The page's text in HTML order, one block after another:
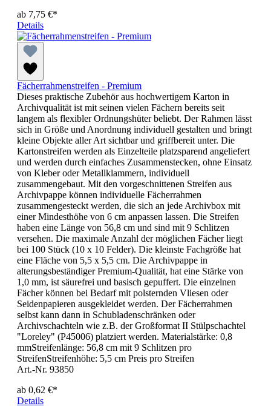
ab 7,75 €*
Details
Fächerrahmenstreifen - Premium
Dieses praktische Zubehör aus hochwertigem Karton in
Archivqualität ist mit seinen vielen Fächern bereits seit
langem als flexibler Ordnungshüter beliebt. Der Rahmen lässt
sich in Größe und Anordnung individuell gestalten und bringt
kleine Objekte aller Art sichtbar und griffbereit unter. Die
Kartonstreifen werden als Einzelteile platzsparend angeliefert
und werden durch einfaches Zusammenstecken, ohne Einsatz
von Kleber oder Metallklammern, individuell
zusammengebaut. Mit den vorgeschnittenen Streifen aus
Archivpappe können individuelle Fächerrahmen
zusammengesteckt werden, die sich an jede Archivbox mit
einer Mindesthöhe von 6 cm anpassen lassen. Die Streifen
haben eine Länge von 56,8 cm und sind mit 9 Schlitzen
versehen. Die maximale Anzahl der möglichen Fächer liegt
bei 100 Stück (10 x 10 Felder). Die kleinste Fachgröße hat
eine Fläche von 5,5 x 5,5 cm. Die Archivpappe in
alterungsbeständiger Premium-Qualität, hat eine Stärke von
1,0 mm, ist säurefrei und basisch gepuffert. Die einzelnen
Fächer können bei Bedarf mit polsternden Vliesen oder
Seidenpapieren ausgekleidet werden. Der Fächerrahmen
selbst kann dann in Schubladenschränken oder
Archivschachteln wie z.B. der Großformat II Stülpschachtel
"Loreley" (P45006) platziert werden. Materialstärke: 0,8
mmStreifenlänge: 56,8 cm mit 9 Schlitzen pro
StreifenStreifenhöhe: 5,5 cm Preis pro Streifen
Art.-Nr. 93850
ab 0,62 €*
Details